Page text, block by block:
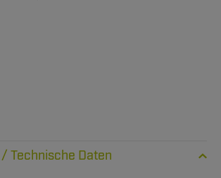
Technische Daten